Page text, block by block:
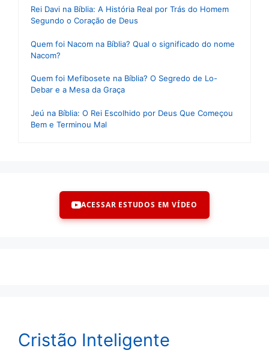
Rei Davi na Bíblia: A História Real por Trás do Homem
Segundo o Coração de Deus
Quem foi Nacom na Bíblia? Qual o significado do nome
Nacom?
Quem foi Mefibosete na Bíblia? O Segredo de Lo-
Debar e a Mesa da Graça
Jeú na Bíblia: O Rei Escolhido por Deus Que Começou
Bem e Terminou Mal
ACESSAR ESTUDOS EM VÍDEO
Cristão Inteligente